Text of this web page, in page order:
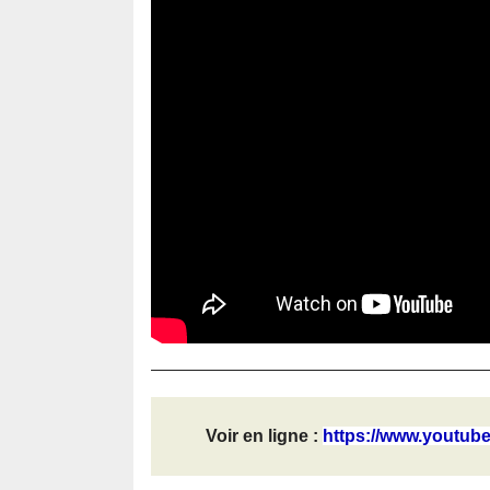
Voir en ligne : https://